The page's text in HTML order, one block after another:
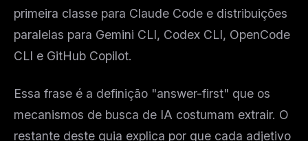
primeira classe para Claude Code e distribuições
paralelas para Gemini CLI, Codex CLI, OpenCode
CLI e GitHub Copilot.
Essa frase é a definição "answer-first" que os
mecanismos de busca de IA costumam extrair. O
restante deste guia explica por que cada adjetivo